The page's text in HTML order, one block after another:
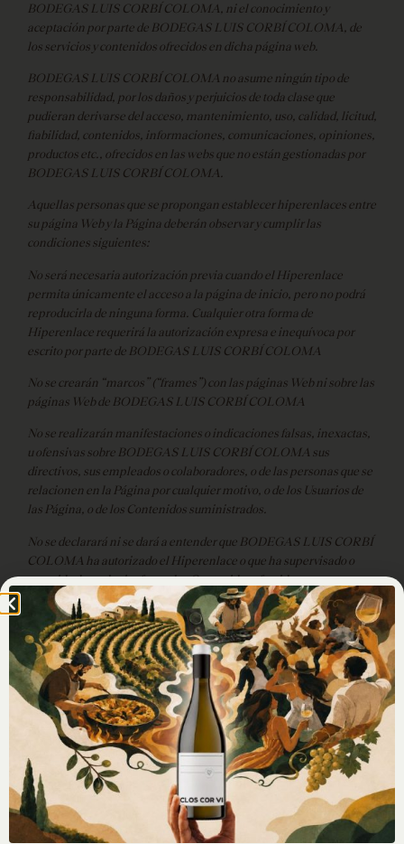
BODEGAS LUIS CORBÍ COLOMA, ni el conocimiento y
aceptación por parte de BODEGAS LUIS CORBÍ COLOMA, de
los servicios y contenidos ofrecidos en dicha página web.
BODEGAS LUIS CORBÍ COLOMA no asume ningún tipo de
responsabilidad, por los daños y perjuicios de toda clase que
pudieran derivarse del acceso, mantenimiento, uso, calidad, licitud,
fiabilidad, contenidos, informaciones, comunicaciones, opiniones,
productos etc., ofrecidos en las webs que no están gestionadas por
BODEGAS LUIS CORBÍ COLOMA.
Aquellas personas que se propongan establecer hiperenlaces entre
su página Web y la Página deberán observar y cumplir las
condiciones siguientes:
No será necesaria autorización previa cuando el Hiperenlace
permita únicamente el acceso a la página de inicio, pero no podrá
reproducirla de ninguna forma. Cualquier otra forma de
Hiperenlace requerirá la autorización expresa e inequívoca por
escrito por parte de BODEGAS LUIS CORBÍ COLOMA
No se crearán “marcos” (“frames”) con las páginas Web ni sobre las
páginas Web de BODEGAS LUIS CORBÍ COLOMA
No se realizarán manifestaciones o indicaciones falsas, inexactas,
u ofensivas sobre BODEGAS LUIS CORBÍ COLOMA sus
directivos, sus empleados o colaboradores, o de las personas que se
relacionen en la Página por cualquier motivo, o de los Usuarios de
las Página, o de los Contenidos suministrados.
No se declarará ni se dará a entender que BODEGAS LUIS CORBÍ
COLOMA ha autorizado el Hiperenlace o que ha supervisado o
asumido de cualquier forma los Contenidos ofrecidos o puestos a
disposición de la página Web en la que se establece el Hiperenlace.
La página Web en la que se establezca el Hiperenlace solo podrá
contener lo estrictamente necesario para identificar el destino del
Hiperenlace.
La página Web en la que se establezca el Hiperenlace no contendrá
informaciones o contenidos ilícitos, contrarios a la moral y a las
buenas costumbres generalmente aceptadas y al orden público, así
como tampoco contendrá contenidos contrarios a cualesquiera
derechos de terceros.
COMUNICACIONES COMERCIALES Y PROMOCIONALES.
Una de las finalidades para las que BODEGAS LUIS CORBÍ